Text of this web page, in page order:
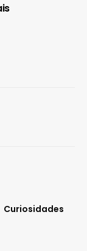
Curiosidades